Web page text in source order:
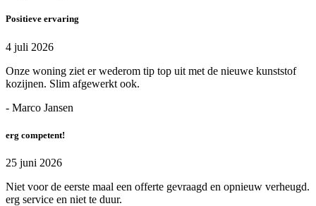
Positieve ervaring
4 juli 2026
Onze woning ziet er wederom tip top uit met de nieuwe kunststof
kozijnen. Slim afgewerkt ook.
- Marco Jansen
erg competent!
25 juni 2026
Niet voor de eerste maal een offerte gevraagd en opnieuw verheugd.
erg service en niet te duur.